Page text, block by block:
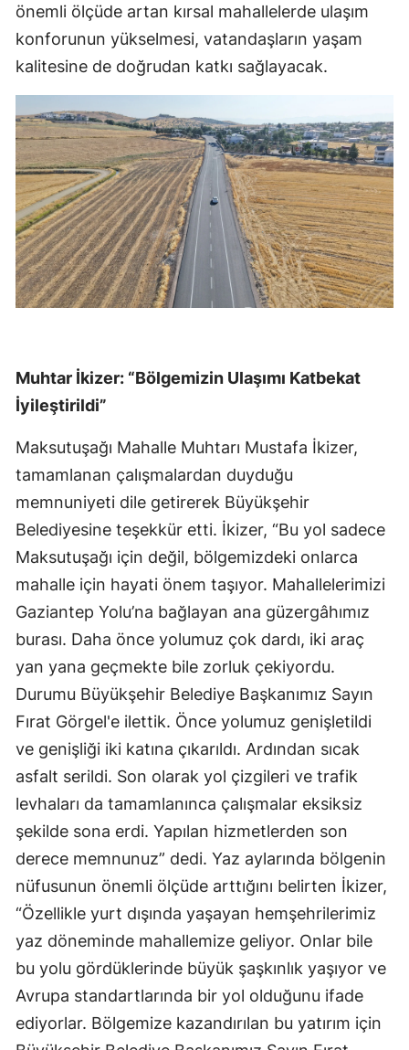
önemli ölçüde artan kırsal mahallelerde ulaşım
konforunun yükselmesi, vatandaşların yaşam
kalitesine de doğrudan katkı sağlayacak.
Muhtar İkizer: “Bölgemizin Ulaşımı Katbekat
İyileştirildi”
Maksutuşağı Mahalle Muhtarı Mustafa İkizer,
tamamlanan çalışmalardan duyduğu
memnuniyeti dile getirerek Büyükşehir
Belediyesine teşekkür etti. İkizer, “Bu yol sadece
Maksutuşağı için değil, bölgemizdeki onlarca
mahalle için hayati önem taşıyor. Mahallelerimizi
Gaziantep Yolu’na bağlayan ana güzergâhımız
burası. Daha önce yolumuz çok dardı, iki araç
yan yana geçmekte bile zorluk çekiyordu.
Durumu Büyükşehir Belediye Başkanımız Sayın
Fırat Görgel'e ilettik. Önce yolumuz genişletildi
ve genişliği iki katına çıkarıldı. Ardından sıcak
asfalt serildi. Son olarak yol çizgileri ve trafik
levhaları da tamamlanınca çalışmalar eksiksiz
şekilde sona erdi. Yapılan hizmetlerden son
derece memnunuz” dedi. Yaz aylarında bölgenin
nüfusunun önemli ölçüde arttığını belirten İkizer,
“Özellikle yurt dışında yaşayan hemşehrilerimiz
yaz döneminde mahallemize geliyor. Onlar bile
bu yolu gördüklerinde büyük şaşkınlık yaşıyor ve
Avrupa standartlarında bir yol olduğunu ifade
ediyorlar. Bölgemize kazandırılan bu yatırım için